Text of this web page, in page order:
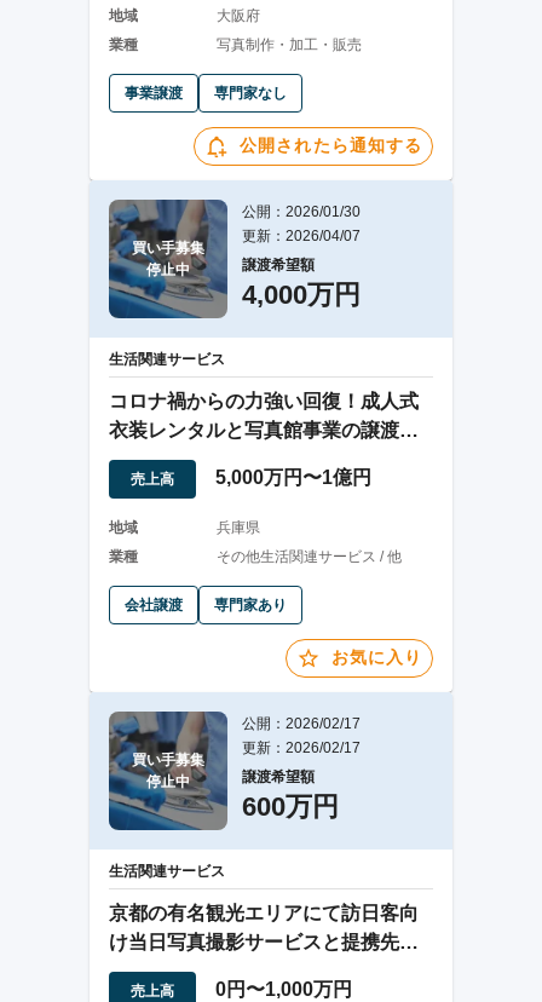
地域
大阪府
業種
写真制作・加工・販売
事業譲渡 専門家なし
公開されたら通知する
買い手募集
停止中
公開：2026/01/30
更新：2026/04/07
譲渡希望額
4,000万円
生活関連サービス
コロナ禍からの力強い回復！成人式
衣装レンタルと写真館事業の譲渡案
件
売上高 5,000万円〜1億円
地域
兵庫県
業種
その他生活関連サービス / 他
会社譲渡 専門家あり
お気に入り
買い手募集
停止中
公開：2026/02/17
更新：2026/02/17
譲渡希望額
600万円
生活関連サービス
京都の有名観光エリアにて訪日客向
け当日写真撮影サービスと提携先拠
点の譲渡
売上高 0円〜1,000万円